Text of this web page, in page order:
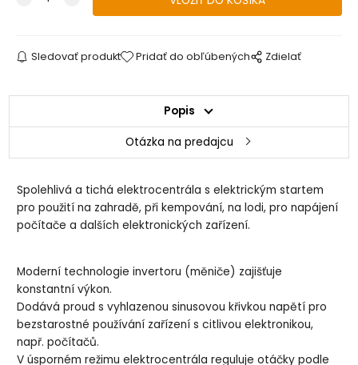
Sledovať produkt Pridať do obľúbených Zdielať
Popis
Otázka na predajcu
Spolehlivá a tichá elektrocentrála s elektrickým startem
pro použití na zahradě, při kempování, na lodi, pro napájení
počítače a dalších elektronických zařízení.
Moderní technologie invertoru (měniče) zajišťuje
konstantní výkon.
Dodává proud s vyhlazenou sinusovou křivkou napětí pro
bezstarostné používání zařízení s citlivou elektronikou,
např. počítačů.
V úsporném režimu elektrocentrála reguluje otáčky podle